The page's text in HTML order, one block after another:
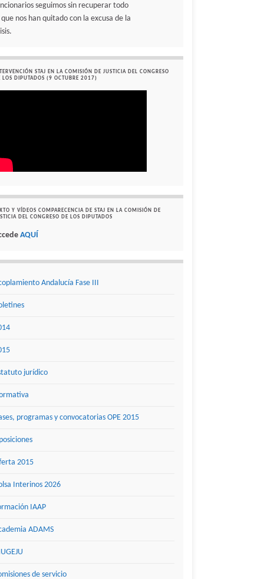
seguimos sin recuperar todo
que nos han quitado con la excusa de la
STAJ EN LA COMISIÓN DE JUSTICIA DEL CONGRESO
LOS DIPUTADOS (9 OCTUBRE 2017)
Y VÍDEOS COMPARECENCIA DE STAJ EN LA COMISIÓN DE
DEL CONGRESO DE LOS DIPUTADOS
AQUÍ
Andalucía Fase III
jurídico
programas y convocatorias OPE 2015
2015
Interinos 2026
IAAP
ADAMS
de servicio